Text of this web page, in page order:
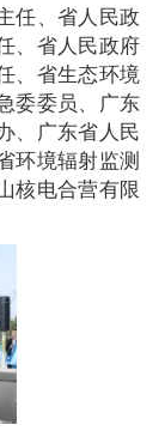
任、省人民政
、省人民政府
、省生态环境
委委员、广东
、广东省人民
环境辐射监测
核电合营有限